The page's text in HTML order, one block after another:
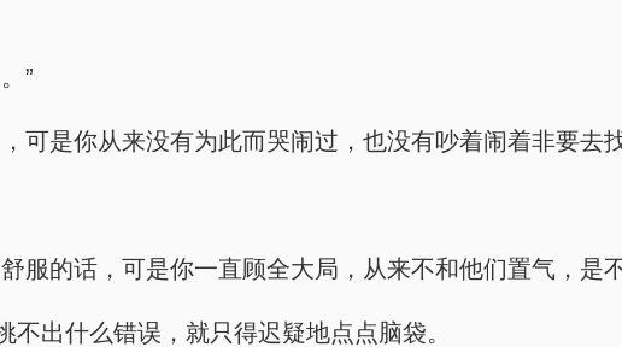
”
可是你从来没有为此而哭闹过，也没有吵着闹着非要去
服的话，可是你一直顾全大局，从来不和他们置气，是
出什么错误，就只得迟疑地点点脑袋。